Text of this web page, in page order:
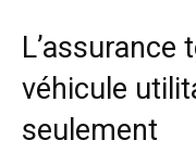
L’assurance
véhicule
seulement